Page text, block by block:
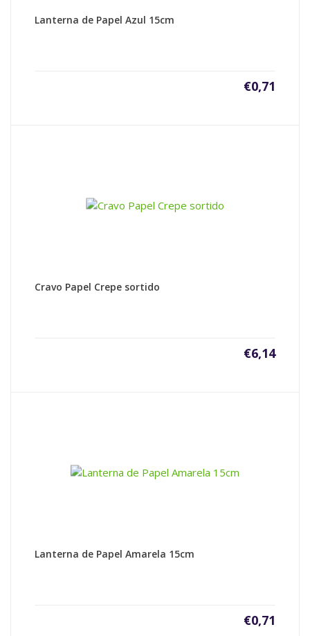
Lanterna de Papel Azul 15cm
€0,71
Cravo Papel Crepe sortido
€6,14
Lanterna de Papel Amarela 15cm
€0,71